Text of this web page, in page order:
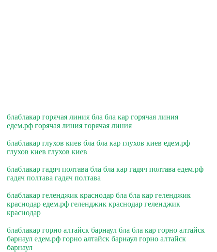
блаблакар горячая линия бла бла кар горячая линия
едем.рф горячая линия горячая линия
блаблакар глухов киев бла бла кар глухов киев едем.рф
глухов киев глухов киев
блаблакар гадяч полтава бла бла кар гадяч полтава едем.рф
гадяч полтава гадяч полтава
блаблакар геленджик краснодар бла бла кар геленджик
краснодар едем.рф геленджик краснодар геленджик
краснодар
блаблакар горно алтайск барнаул бла бла кар горно алтайск
барнаул едем.рф горно алтайск барнаул горно алтайск
барнаул